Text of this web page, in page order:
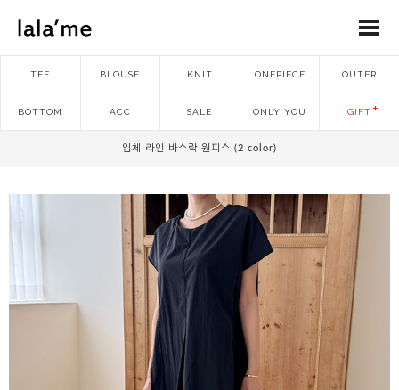
TEE BLOUSE KNIT ONEPIECE OUTER
BOTTOM ACC SALE ONLY YOU GIFT
입체 라인 바스락 원피스 (2 color)